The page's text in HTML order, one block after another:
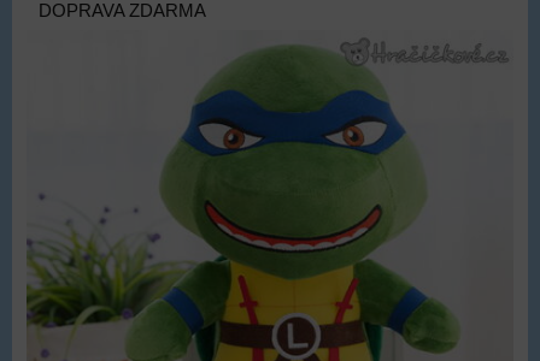
DOPRAVA ZDARMA